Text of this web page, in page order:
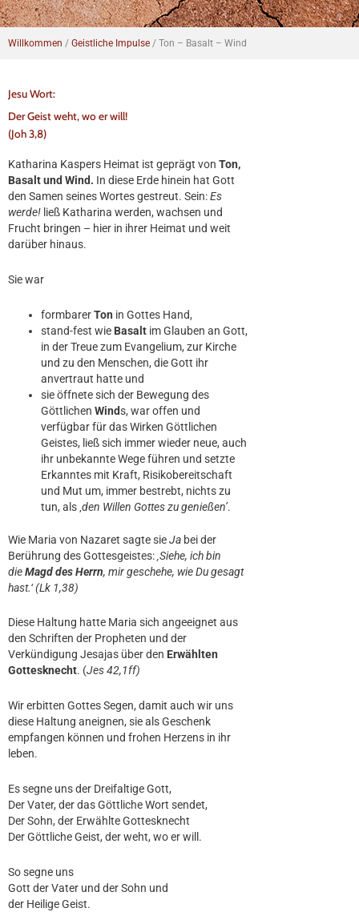
Willkommen / Geistliche Impulse / Ton – Basalt – Wind
Jesu Wort:
Der Geist weht, wo er will!
(Joh 3,8)
Katharina Kaspers Heimat ist geprägt von Ton,
Basalt und Wind. In diese Erde hinein hat Gott
den Samen seines Wortes gestreut. Sein:Es
werde! ließ Katharina werden, wachsen und
Frucht bringen – hier in ihrer Heimat und weit
darüber hinaus.
Sie war
formbarerTon in Gottes Hand,
stand-fest wie Basalt im Glauben an Gott,
in der Treue zum Evangelium, zur Kirche
und zu den Menschen, die Gott ihr
anvertraut hatte und
sie öffnete sich der Bewegung des
GöttlichenWinds, war offen und
verfügbar für das Wirken Göttlichen
Geistes, ließ sich immer wieder neue, auch
ihr unbekannte Wege führen und setzte
Erkanntes mit Kraft, Risikobereitschaft
und Mut um, immer bestrebt, nichts zu
tun, als ‚den Willen Gottes zu genießen’.
Wie Maria von Nazaret sagte sieJa bei der
Berührung des Gottesgeistes: ‚Siehe, ich bin
dieMagd des Herrn, mir geschehe, wie Du gesagt
hast.‘ (Lk 1,38)
Diese Haltung hatte Maria sich angeeignet aus
den Schriften der Propheten und der
Verkündigung Jesajas über den Erwählten
Gottesknecht. (Jes 42,1ff)
Wir erbitten Gottes Segen, damit auch wir uns
diese Haltung aneignen, sie als Geschenk
empfangen können und frohen Herzens in ihr
leben.
Es segne uns der Dreifaltige Gott,
Der Vater, der das Göttliche Wort sendet,
Der Sohn, der Erwählte Gottesknecht
Der Göttliche Geist, der weht, wo er will.
So segne uns
Gott der Vater und der Sohn und
der Heilige Geist.